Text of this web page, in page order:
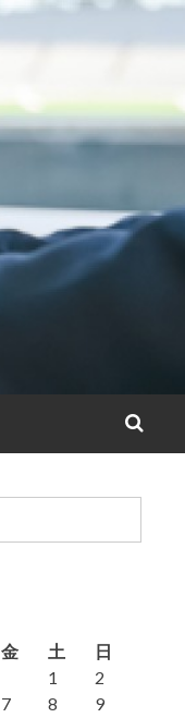
金 土 日
1
2
7 8
9